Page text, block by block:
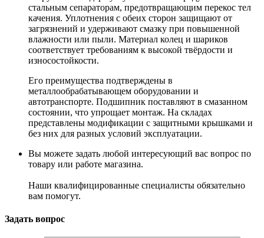
стальным сепараторам, предотвращающим перекос тел
качения. Уплотнения с обеих сторон защищают от
загрязнений и удерживают смазку при повышенной
влажности или пыли. Материал колец и шариков
соответствует требованиям к высокой твёрдости и
износостойкости.
Его преимущества подтверждены в
металлообрабатывающем оборудовании и
автотранспорте. Подшипник поставляют в смазанном
состоянии, что упрощает монтаж. На складах
представлены модификации с защитными крышками и
без них для разных условий эксплуатации.
Вы можете задать любой интересующий вас вопрос по
товару или работе магазина.
Наши квалифицированные специалисты обязательно
вам помогут.
Задать вопрос